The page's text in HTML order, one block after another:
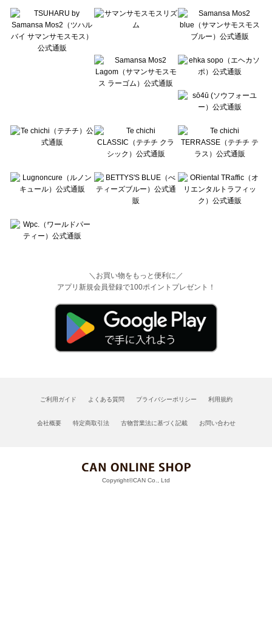
Lugnoncure（ルノンキュール）の一覧
BETTY'S BLUE（べティーズブルー）の一覧
Wpc.（ワールドパーティー）の一覧
＼お買い物をもっと便利に／
アプリ新規会員登録で100ポイントプレゼント！
ご利用ガイド よくある質問 プライバシーポリシー 利用規約
会社概要 特定商取引法 古物営業法に基づく記載 お問い合わせ
Copyright©CAN Co., Ltd